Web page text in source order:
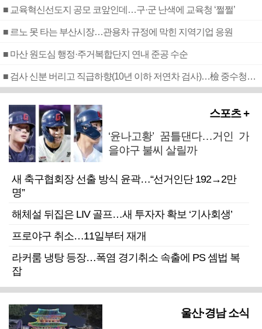
■ 교육혁신선도지 공모 코앞인데…구·군 난색에 교육청 ‘쩔쩔’
■ 르노 못 타는 부산시장…관용차 규정에 막힌 지역기업 응원
■ 마산 원도심 행정·주거복합단지 연내 준공 수순
■ 검사 신분 버리고 직급하향(10년 이하 저연차 검사)…檢 중수청행 기피
스포츠 +
‘윤나고황’ 꿈틀댄다…거인 가
을야구 불씨 살릴까
새 축구협회장 선출 방식 윤곽…“선거인단 192→2만
명”
해체설 뒤집은 LIV 골프…새 투자자 확보 ‘기사회생’
프로야구 취소…11일부터 재개
라커룸 냉탕 등장…폭염 경기취소 속출에 PS 셈법 복
잡
울산·경남 소식